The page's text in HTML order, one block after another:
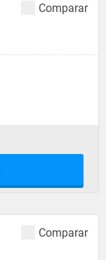
Comparar
Comparar